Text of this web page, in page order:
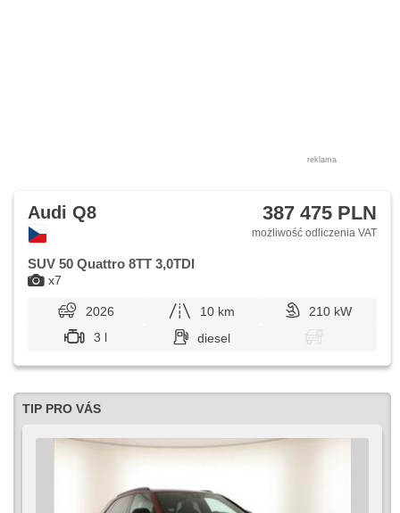
reklama
x7
Audi Q8 387 475 PLN
możliwość odliczenia VAT
SUV 50 Quattro 8TT 3,0TDI
2026 10 km
210 kW
3 l
diesel
TIP PRO VÁS